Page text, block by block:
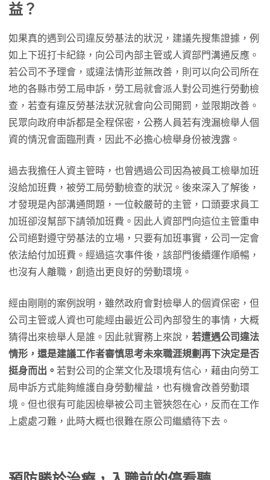
益？
如果真的遇到公司違反勞基法的狀況，建議先搜集證據，例
如上下班打卡紀錄，向公司內部主管或人資部門溝通反應。
若公司不予理會，或違法情形並無改善，則可以向公司所在
地的各縣市勞工局申訴，勞工局就會派人對公司進行勞動檢
查，若查有違反勞基法狀況就會向公司開罰，並限期改善。
民眾向政府申訴都是全程保密，公務人員若有洩漏檢舉人個
資的情況會面臨刑責，因此不必擔心檢舉身份被洩露。
過去我擔任人資主管時，也曾遇過公司因為被員工檢舉加班
沒給加班費，被勞工局勞動檢查的狀況。後來深入了解後，
才發現是內部溝通問題，一位較嚴苛的主管，口頭要求員工
加班卻沒幫部下請領加班費。因此人資部門向這位主管重申
公司絕對遵守勞基法的立場，只要有加班事實，公司一定會
依法給付加班費。經過這次事件後，該部門後續運作順暢，
也沒有人離職，創造出更良好的勞動環境。
經由剛剛的案例說明，雖然政府會對檢舉人的個資保密，但
公司主管或人資也可能經由最近公司內部發生的事情，大概
猜得出來檢舉人是誰。因此就實務上來說， 若遭遇公司違法
情形，還是建議工作者審慎思考未來職涯規劃再下決定是否
挺身而出。 若對公司的企業文化及環境有信心，藉由向勞工
局申訴方式能夠維護自身勞動權益，也有機會改善勞動環
境。但也很有可能因檢舉被公司主管狹怨在心，反而在工作
上處處刁難，此時大概也很難在原公司繼續待下去。